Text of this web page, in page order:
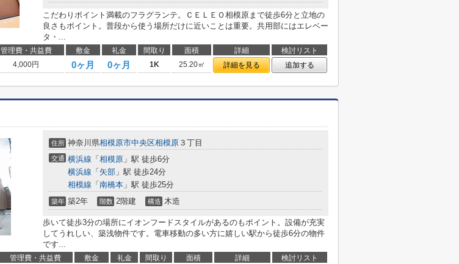
こだわりポイント満載のフラグランテ。ＣＥＬＥＯ相模原まで徒歩6分と立地の
良さもポイント。普段から使う場所だけに近いことは重要。共用部にはエレベー
タ・...
管理費・共益費 敷金 礼金 間取り 面積 詳細
検討リスト
4,000円 0ヶ月 0ヶ月 1K 25.20㎡ 詳細を見る 追加する
住所 神奈川県相模原市中央区相模原 ３丁目
交通 横浜線 「 相模原 」駅 徒歩6分
横浜線 「 矢部 」駅 徒歩24分
相模線 「 南橋本 」駅 徒歩25分
築年 築2年 階数 2階建 構造 木造
歩いて徒歩3分の場所にイオンフードスタイルがあるのもポイント。設備が充実
してうれしい、築浅物件です。電車移動の多い方に嬉しい駅から徒歩6分の物件
です...
管理費・共益費 敷金 礼金 間取り 面積 詳細
検討リスト